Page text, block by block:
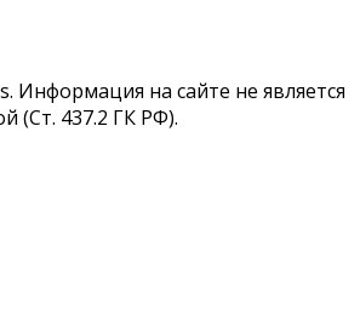
Информация на сайте не является
(Ст. 437.2 ГК РФ).